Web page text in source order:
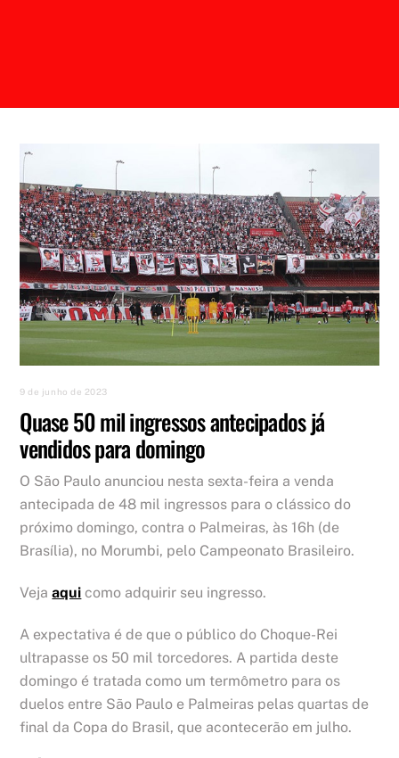
9 de junho de 2023
Quase 50 mil ingressos antecipados já
vendidos para domingo
O São Paulo anunciou nesta sexta-feira a venda
antecipada de 48 mil ingressos para o clássico do
próximo domingo, contra o Palmeiras, às 16h (de
Brasília), no Morumbi, pelo Campeonato Brasileiro.
Vejaaqui como adquirir seu ingresso.
A expectativa é de que o público do Choque-Rei
ultrapasse os 50 mil torcedores. A partida deste
domingo é tratada como um termômetro para os
duelos entre São Paulo e Palmeiras pelas quartas de
final da Copa do Brasil, que acontecerão em julho.